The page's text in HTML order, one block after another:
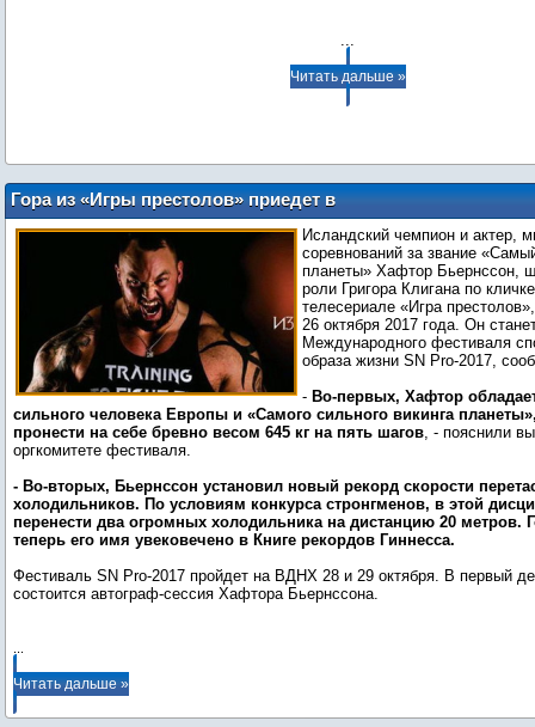
...
Читать дальше »
Гора из «Игры престолов» приедет в
Москву в октябре
Исландский чемпион и актер,
соревнований за звание
планеты» Хафтор Бьернссон,
роли Григора Клигана по
телесериале «Игра
26 октября 2017 года. Он
Международного фестиваля
образа жизни SN Pro-2017,
- Во-первых, Хафтор
сильного человека Европы и «Самого сильного викинга
пронести на себе бревно весом 645 кг на пять шагов, - пояснили
оргкомитете фестиваля.
- Во-вторых, Бьернссон установил новый рекорд скорости
холодильников. По условиям конкурса стронгменов, в этой
перенести два огромных холодильника на дистанцию 20 метров.
теперь его имя увековечено в Книге рекордов Гиннесса.
Фестиваль SN Pro-2017 пройдет на ВДНХ 28 и 29 октября. В первый
состоится автограф-сессия Хафтора Бьернссона.
Читать дальше »